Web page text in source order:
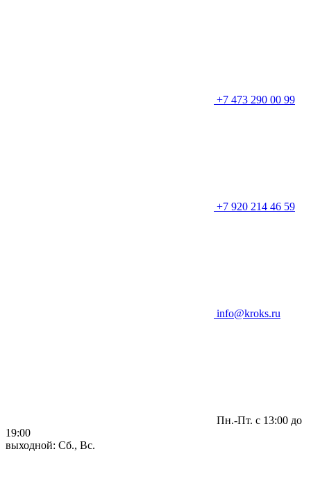
+7 473 290 00 99
+7 920 214 46 59
info@kroks.ru
Пн.-Пт. с 13:00 до
19:00
выходной: Сб., Вс.